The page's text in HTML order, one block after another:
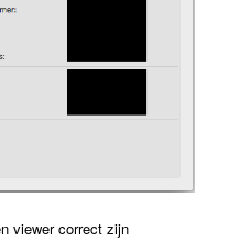
viewer correct zijn